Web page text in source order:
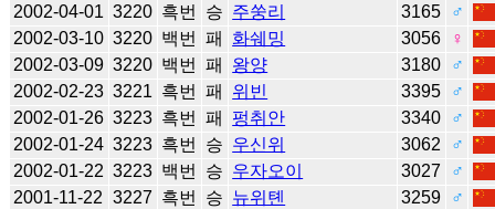
2002-04-01 3220 흑번 승 주쑹리 3165
♂
2002-03-10 3220 백번 패 화쉐밍 3056
♀
2002-03-09 3220 백번 패 왕양 3180
♂
2002-02-23 3221 흑번 패 위빈 3395
♂
2002-01-26 3223 흑번 패 펑취안 3340
♂
2002-01-24 3223 흑번 승 우신위 3062
♂
2002-01-22 3223 백번 승 우자오이 3027
♂
2001-11-22 3227 흑번 승 뉴위톈 3259
♂